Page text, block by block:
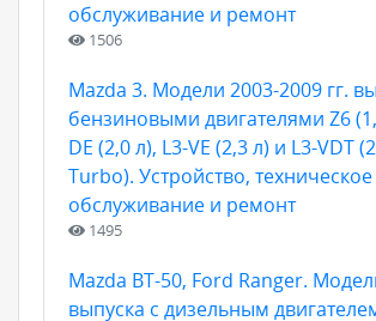
обслуживание и ремонт
1506
Mazda 3. Модели 2003-2009 гг.
бензиновыми двигателями Z6
DE (2,0 л), L3-VE (2,3 л) и L3-VDT
Turbo). Устройство, техническое
обслуживание и ремонт
1495
Mazda BT-50, Ford Ranger.
выпуска с дизельным